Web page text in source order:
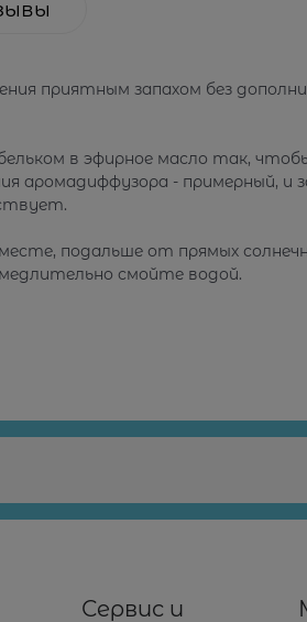
приятным запахом без
в эфирное масло так,
аромадиффузора - примерный, и
подальше от прямых
смойте водой.
Сервис и